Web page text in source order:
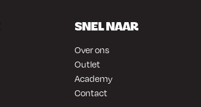
SNEL NAAR
Over ons
Outlet
Academy
Contact